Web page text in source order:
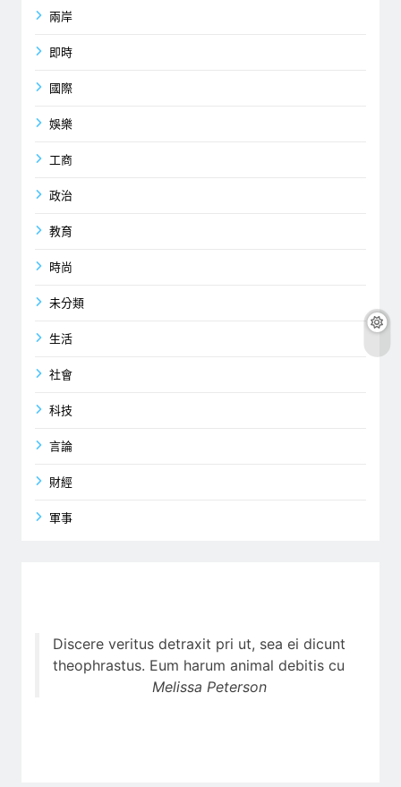
兩岸
即時
國際
娛樂
工商
政治
教育
時尚
未分類
生活
社會
科技
言論
財經
軍事
Discere veritus detraxit pri ut, sea ei dicunt
theophrastus. Eum harum animal debitis cu
Melissa Peterson